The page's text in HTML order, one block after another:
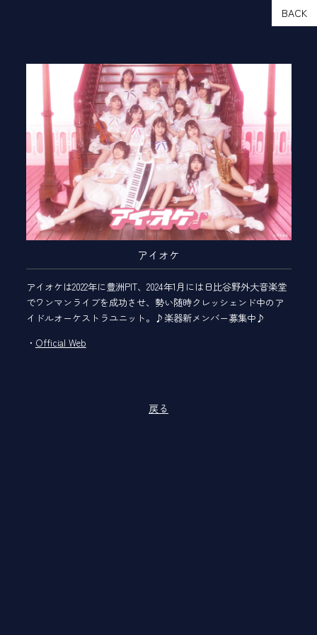
アイオケ
アイオケは2022年に豊洲PIT、2024年1月には日比谷野外大音楽堂
でワンマンライブを成功させ、勢い随時クレッシェンド中のア
イドルオーケストラユニット。♪楽器新メンバー募集中♪
Official Web
BACK
戻る